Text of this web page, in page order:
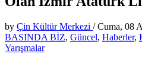
by Çin Kültür Merkezi /Cuma, 08
BASINDA BİZ, Güncel, Haberler,
Yarışmalar